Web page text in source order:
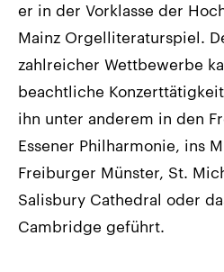
er in der Vorklasse der
Mainz Orgelliteraturspiel.
zahlreicher Wettbewerbe
beachtliche
ihn unter anderem in den
Essener Philharmonie, ins
Freiburger Münster, St.
Salisbury Cathedral oder
Cambridge geführt.